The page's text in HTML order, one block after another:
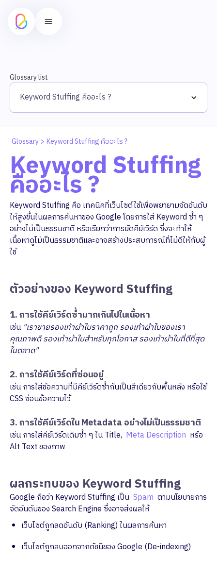
Glossary list
Keyword Stuffing คืออะไร ?
Glossary > Keyword Stuffing คืออะไร ?
Keyword Stuffing
คืออะไร ?
Keyword Stuffing คือ เทคนิคที่เว็บไซต์ใช้เพื่อพยายามจัดอันดับ
ให้สูงขึ้นในผลการค้นหาของ Google โดยการใส่ Keyword ซ้ำ ๆ
อย่างไม่เป็นธรรมชาติ หรือเรียกว่าการยัดคีย์เวิร์ด ซึ่งจะทำให้
เนื้อหาดูไม่เป็นธรรมชาติและอาจสร้างประสบการณ์ที่ไม่ดีให้กับผู้
ใช้
ตัวอย่างของ Keyword Stuffing
1. การใช้คีย์เวิร์ดซ้ำมากเกินไปในเนื้อหา
เช่น "เราขายรองเท้าผ้าใบราคาถูก รองเท้าผ้าใบของเรา
คุณภาพดี รองเท้าผ้าใบสำหรับทุกโอกาส รองเท้าผ้าใบที่ดีที่สุด
ในตลาด"
2. การใช้คีย์เวิร์ดที่ซ่อนอยู่
เช่น การใส่ข้อความที่มีคีย์เวิร์ดซ้ำกันเป็นสีเดียวกับพื้นหลัง หรือใช้
CSS ซ่อนข้อความไว้
3. การใช้คีย์เวิร์ดใน Metadata อย่างไม่เป็นธรรมชาติ
เช่น การใส่คีย์เวิร์ดเดิมซ้ำ ๆ ใน Title, Meta Description หรือ
Alt Text ของภาพ
ผลกระทบของ Keyword Stuffing
Google ถือว่า Keyword Stuffing เป็น Spam ตามนโยบายการ
จัดอันดับของ Search Engine ซึ่งอาจส่งผลให้
เว็บไซต์ถูกลดอันดับ (Ranking) ในผลการค้นหา
เว็บไซต์ถูกลบออกจากดัชนีของ Google (De-indexing)